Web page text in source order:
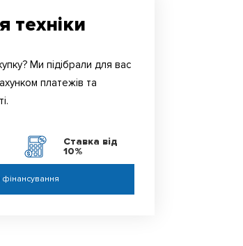
техніки
Ми підібрали для вас
платежів та
Ставка від
10%
фінансування